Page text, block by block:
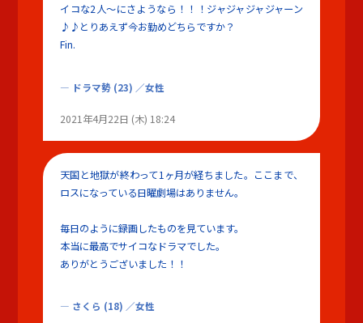
イコな2人～にさようなら！！！ジャジャジャジャーン
♪♪とりあえず今お勤めどちらですか？
Fin.
ドラマ勢 (23) ／女性
2021年4月22日 (木) 18:24
天国と地獄が終わって1ヶ月が経ちました。ここまで、
ロスになっている日曜劇場はありません。
毎日のように録画したものを見ています。
本当に最高でサイコなドラマでした。
ありがとうございました！！
さくら (18) ／女性